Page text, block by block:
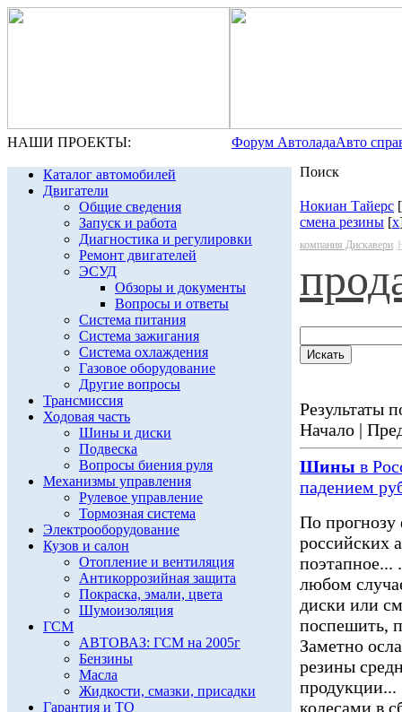
НАШИ ПРОЕКТЫ: Форум АвтоладаАвто
Каталог автомобилей
Двигатели
Общие сведения
Запуск и работа
Диагностика и регулировки
Ремонт двигателей
ЭСУД
Обзоры и документы
Вопросы и ответы
Система питания
Система зажигания
Система охлаждения
Газовое оборудование
Другие вопросы
Трансмиссия
Ходовая часть
Шины и диски
Подвеска
Вопросы биения руля
Механизмы управления
Рулевое управление
Тормозная система
Электрооборудование
Кузов и салон
Отопление и вентиляция
Антикоррозийная защита
Покраска, эмали, цвета
Шумоизоляция
ГСМ
АВТОВАЗ: ГСМ на 2005г
Бензины
Масла
Жидкости, смазки, присадки
Гарантия и ТО
Поиск
Нокиан Тайерс [
смена резины [x
компания Дискавери
Результаты
Начало |
Шины в
падением
По
российских
поэтапное...
любом
диски или
поспешить,
Заметно
резины
колесами в